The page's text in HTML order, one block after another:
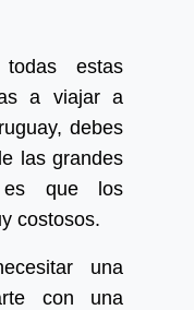
estas
a viajar a
debes
las grandes
es que los
costosos.
una
con una